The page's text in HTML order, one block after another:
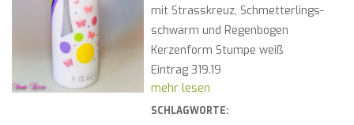
mit Strasskreuz, Schmetterlings-
schwarm und Regenbogen
Kerzenform Stumpe weiß
Eintrag 319.19
mehr lesen
SCHLAGWORTE: